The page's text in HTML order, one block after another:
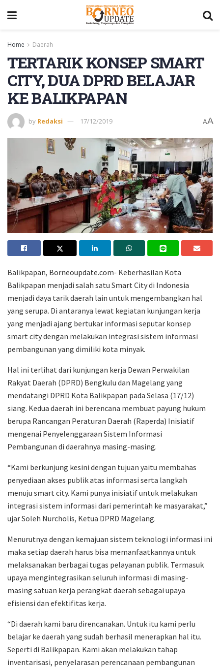
Home Daerah
TERTARIK KONSEP SMART
CITY, DUA DPRD BELAJAR
KE BALIKPAPAN
by Redaksi 17/12/2019 AA
Balikpapan, Borneoupdate.com- Keberhasilan Kota
Balikpapan menjadi salah satu Smart City di Indonesia
menjadi daya tarik daerah lain untuk mengembangkan hal
yang serupa. Di antaranya lewat kegiatan kunjungan kerja
yang menjadi ajang bertukar informasi seputar konsep
smart city dengan melakukan integrasi sistem informasi
pembangunan yang dimiliki kota minyak.
Hal ini terlihat dari kunjungan kerja Dewan Perwakilan
Rakyat Daerah (DPRD) Bengkulu dan Magelang yang
mendatangi DPRD Kota Balikpapan pada Selasa (17/12)
siang. Kedua daerah ini berencana membuat payung hukum
berupa Rancangan Peraturan Daerah (Raperda) Inisiatif
mengenai Penyelenggaraan Sistem Informasi
Pembangunan di daerahnya masing-masing.
“Kami berkunjung kesini dengan tujuan yaitu membahas
penyediaan akses publik atas informasi serta langkah
menuju smart city. Kami punya inisiatif untuk melakukan
integrasi sistem informasi dari pemerintah ke masyarakat,”
ujar Soleh Nurcholis, Ketua DPRD Magelang.
Menurutnya dengan kemajuan sistem teknologi informasi ini
maka setiap daerah harus bisa memanfaatkannya untuk
melaksanakan berbagai tugas pelayanan publik. Termasuk
upaya mengintegrasikan seluruh informasi di masing-
masing satuan kerja perangkat daerah sebagai upaya
efisiensi dan efektifitas kerja.
“Di daerah kami baru direncanakan. Untuk itu kami perlu
belajar ke daerah yang sudah berhasil menerapkan hal itu.
Seperti di Balikpapan. Kami akan melakukan tahap
inventarisasi, penyelarasan perencanaan pembangunan